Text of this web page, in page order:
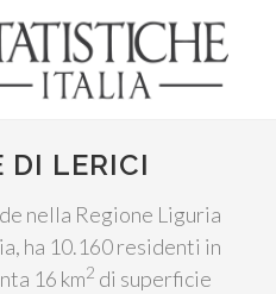
DI LERICI
nella Regione Liguria
ha 10.160 residenti in
16 km2 di superficie